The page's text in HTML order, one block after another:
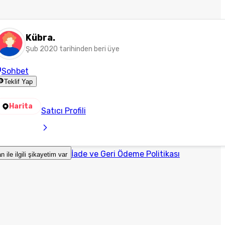
Kübra.
Şub 2020 tarihinden beri üye
Sohbet
Teklif Yap
Harita Satıcı Profili
ile ilgili şikayetim var İade ve Geri Ödeme Politikası